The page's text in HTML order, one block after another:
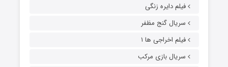
فیلم دایره زنگی
سریال گنج مظفر
فیلم اخراجی ها ۱
سریال بازی مرکب